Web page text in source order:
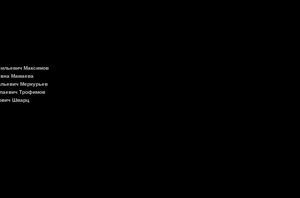
Максимов
Мамаева
Меркурьев
Трофимов
Шварц